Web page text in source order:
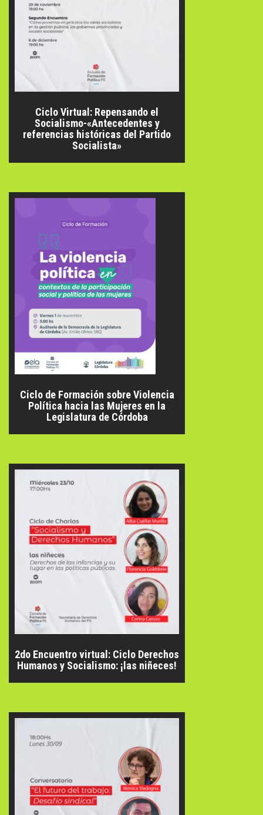
Ciclo Virtual: Repensando el
Socialismo-«Antecedentes y
referencias históricas del Partido
Socialista»
Ciclo de Formación sobre Violencia
Política hacia las Mujeres en la
Legislatura de Córdoba
2do Encuentro virtual: Ciclo Derechos
Humanos y Socialismo: ¡las niñeces!